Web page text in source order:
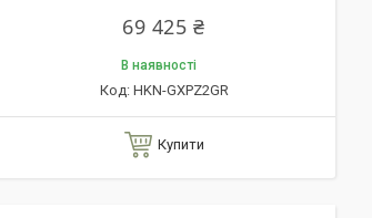
69 425 ₴
В наявності
HKN-GXPZ2GR
Купити